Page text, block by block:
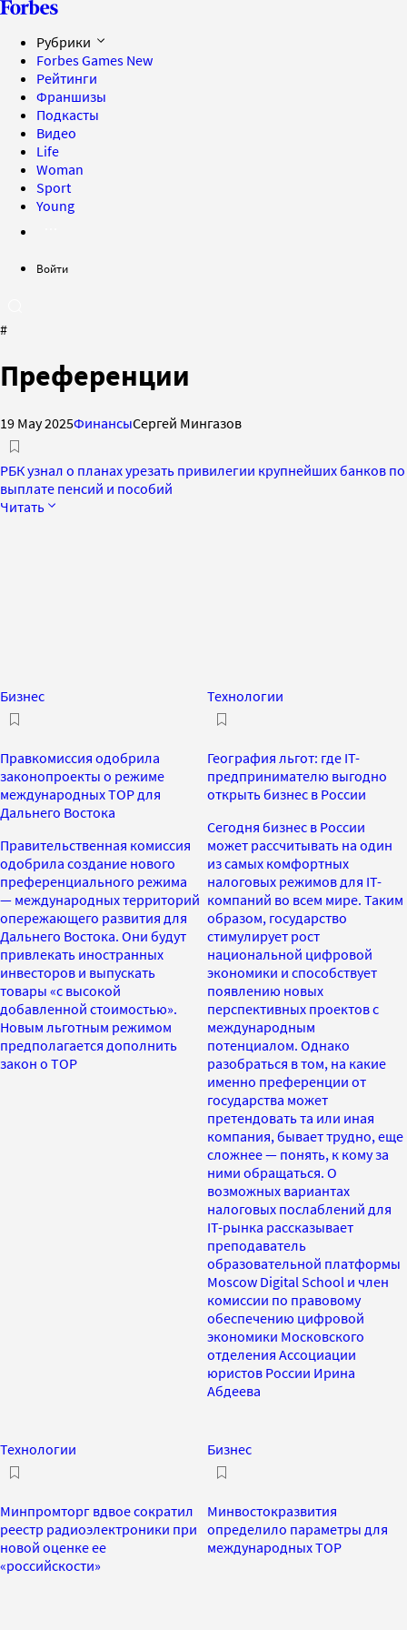
Рубрики
Forbes Games New
Рейтинги
Франшизы
Подкасты
Видео
Life
Woman
Sport
Young
Войти
#
Преференции
19 May 2025ФинансыСергей Мингазов
РБК узнал о планах урезать привилегии крупнейших банков по
выплате пенсий и пособий
Читать
Бизнес
Правкомиссия одобрила
законопроекты о режиме
международных ТОР для
Дальнего Востока
Правительственная комиссия
одобрила создание нового
преференциального режима
— международных территорий
опережающего развития для
Дальнего Востока. Они будут
привлекать иностранных
инвесторов и выпускать
товары «с высокой
добавленной стоимостью».
Новым льготным режимом
предполагается дополнить
закон о ТОР
Технологии
География льгот: где IT-
предпринимателю выгодно
открыть бизнес в России
Сегодня бизнес в России
может рассчитывать на один
из самых комфортных
налоговых режимов для IT-
компаний во всем мире. Таким
образом, государство
стимулирует рост
национальной цифровой
экономики и способствует
появлению новых
перспективных проектов с
международным
потенциалом. Однако
разобраться в том, на какие
именно преференции от
государства может
претендовать та или иная
компания, бывает трудно, еще
сложнее — понять, к кому за
ними обращаться. О
возможных вариантах
налоговых послаблений для
IT-рынка рассказывает
преподаватель
образовательной платформы
Moscow Digital School и член
комиссии по правовому
обеспечению цифровой
экономики Московского
отделения Ассоциации
юристов России Ирина
Абдеева
Технологии
Минпромторг вдвое сократил
реестр радиоэлектроники при
новой оценке ее
«российскости»
Бизнес
Минвостокразвития
определило параметры для
международных ТОР